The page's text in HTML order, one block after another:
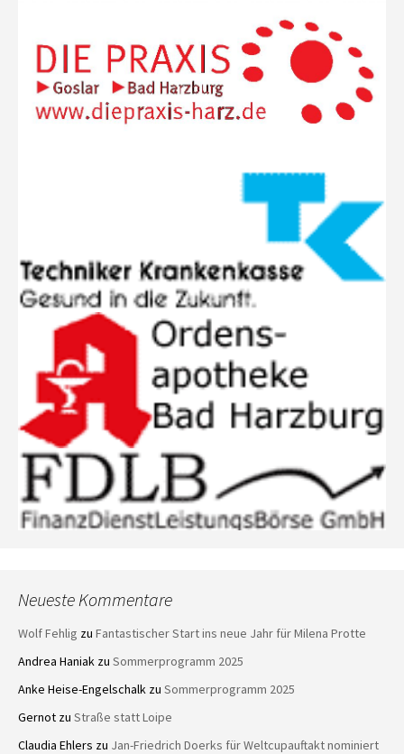
Neueste Kommentare
Wolf Fehlig zu Fantastischer Start ins neue Jahr für Milena Protte
Andrea Haniak zu Sommerprogramm 2025
Anke Heise-Engelschalk zu Sommerprogramm 2025
Gernot zu Straße statt Loipe
Claudia Ehlers zu Jan-Friedrich Doerks für Weltcupauftakt nominiert